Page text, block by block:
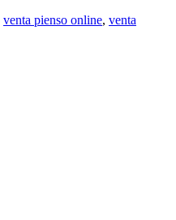
venta pienso online, venta